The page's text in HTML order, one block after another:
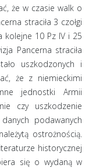
że w czasie walk o
straciła 3 czołgi
kolejne 10 Pz IV i 25
Pancerna straciła
uszkodzonych i
że z niemieckimi
jednostki Armii
czy uszkodzenie
podawanych
ostrożnością.
historycznej
się o wydaną w